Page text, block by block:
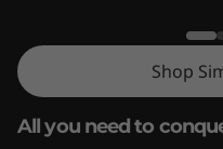
1
Shop
All you need to